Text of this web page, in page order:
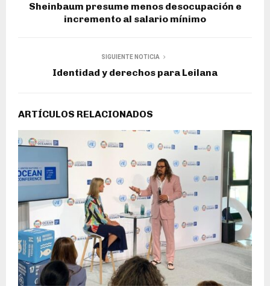
Sheinbaum presume menos desocupación e
incremento al salario mínimo
SIGUIENTE NOTICIA
Identidad y derechos para Leilana
ARTÍCULOS RELACIONADOS